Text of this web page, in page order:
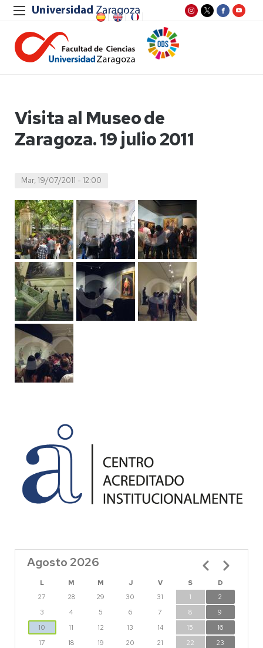
Visita al Museo de
Zaragoza. 19 julio 2011
Mar, 19/07/2011 - 12:00
Agosto 2026
L M M J V S
D
27
28 29 30 31 1
2
3
4 5 6 7 8
9
10
11 12 13 14 15
16
17
18 19 20 21 22
23
Paginación